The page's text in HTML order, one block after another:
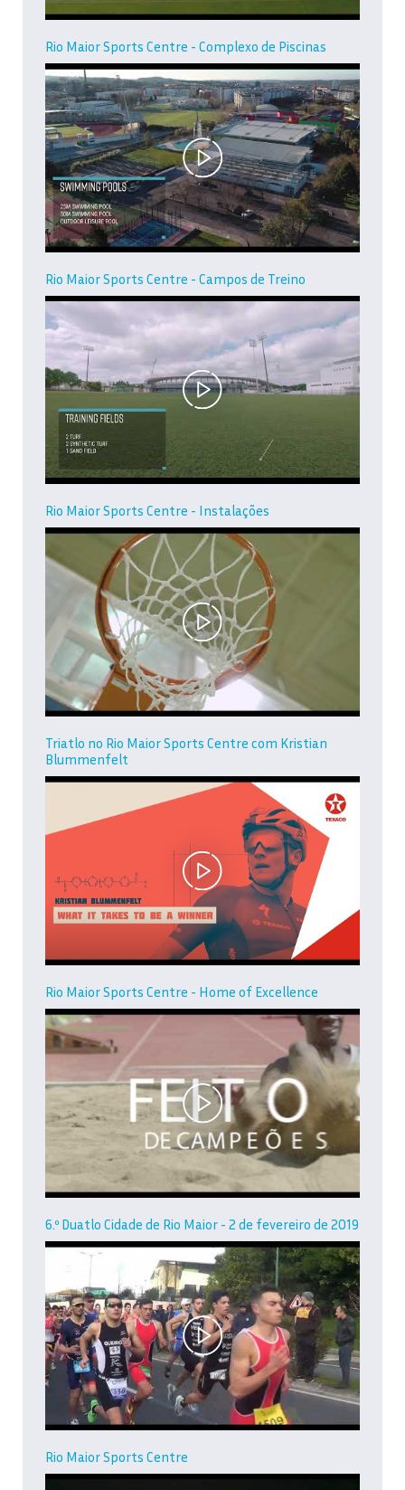
Rio Maior Sports Centre - Complexo de Piscinas
Rio Maior Sports Centre - Campos de Treino
Rio Maior Sports Centre - Instalações
Triatlo no Rio Maior Sports Centre com Kristian
Blummenfelt
Rio Maior Sports Centre - Home of Excellence
6.º Duatlo Cidade de Rio Maior - 2 de fevereiro de 2019
Rio Maior Sports Centre